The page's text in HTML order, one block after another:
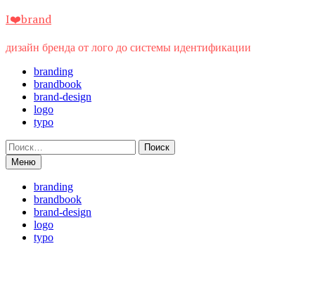
Перейти
содержимому
I❤️brand
дизайн бренда от лого до системы идентификации
branding
brandbook
brand-design
logo
typo
Найти:
Меню
branding
brandbook
brand-design
logo
typo